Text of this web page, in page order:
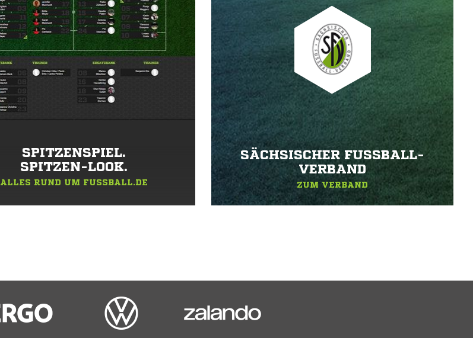
SPITZENSPIEL.
SPITZEN-LOOK.
ALLES RUND UM FUSSBALL.DE
SÄCHSISCHER FUSSBALL-V
ERBAND
ZUM VERBAND